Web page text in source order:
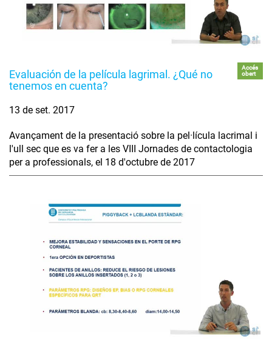
Evaluación de la película lagrimal. ¿Qué no
tenemos en cuenta?
Accés
obert
13 de set. 2017
Avançament de la presentació sobre la pel·lícula lacrimal i
l'ull sec que es va fer a les VIII Jornades de contactologia
per a professionals, el 18 d'octubre de 2017